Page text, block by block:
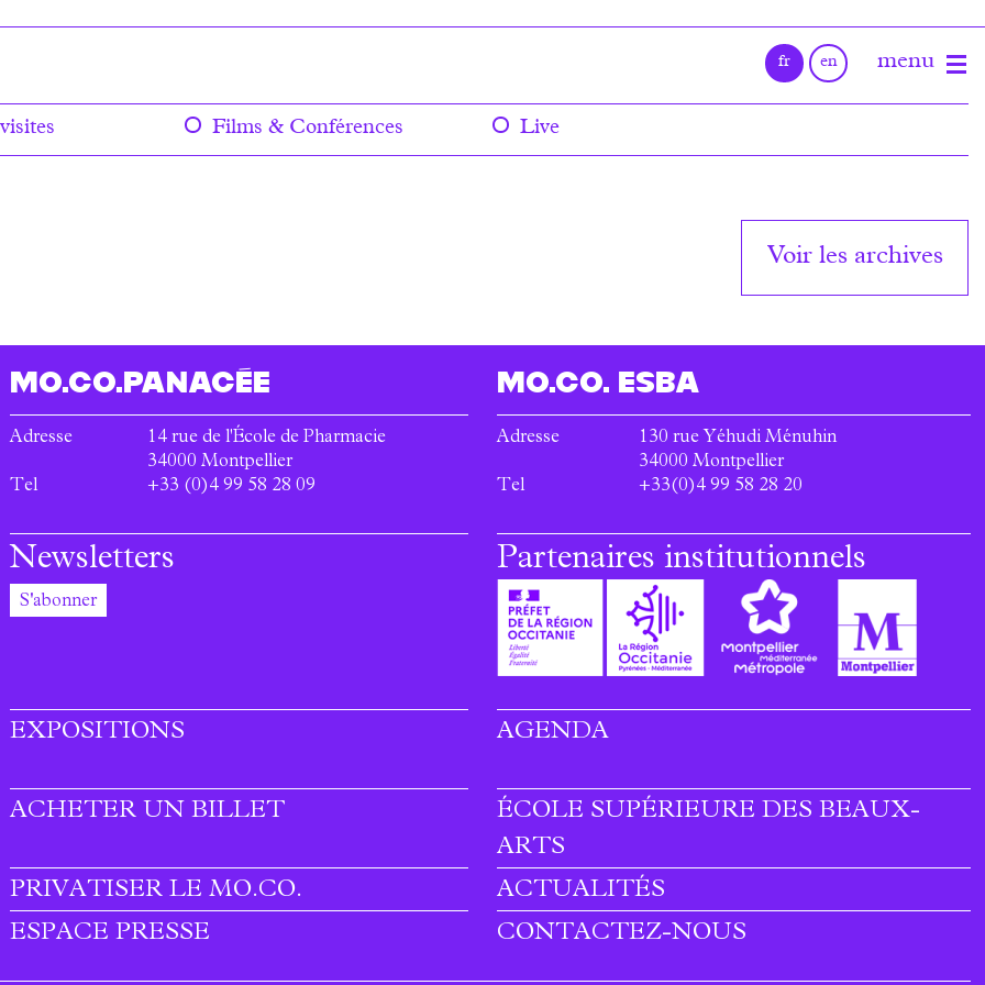
Films & Conférences Live
Voir les archives
MO.CO. PANACÉE
Adresse
14 rue de l'École de Pharmacie
34000 Montpellier
Tel
+33 (0)4 99 58 28 09
MO.CO. ESBA
Adresse
130 rue Yéhudi Ménuhin
34000 Montpellier
Tel
+33(0)4 99 58 28 20
Newsletters
S'abonner
Partenaires institutionnels
EXPOSITIONS AGENDA
ACHETER UN BILLET
ÉCOLE SUPÉRIEURE DES BEAUX-
ARTS
PRIVATISER LE MO.CO.
ACTUALITÉS
ESPACE PRESSE CONTACTEZ-NOUS